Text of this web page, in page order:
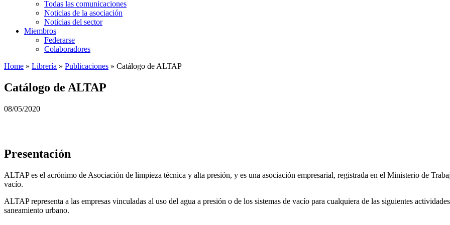
Todas las comunicaciones
Noticias de la asociación
Noticias del sector
Miembros
Federarse
Colaboradores
Home » Librería » Publicaciones » Catálogo de ALTAP
Catálogo de ALTAP
08/05/2020
Presentación
ALTAP es el acrónimo de Asociación de limpieza técnica y alta presión, y es una asociación empresarial, registrada en el Ministerio de
vacío.
ALTAP representa a las empresas vinculadas al uso del agua a presión o de los sistemas de vacío para cualquiera de las siguientes
saneamiento urbano.